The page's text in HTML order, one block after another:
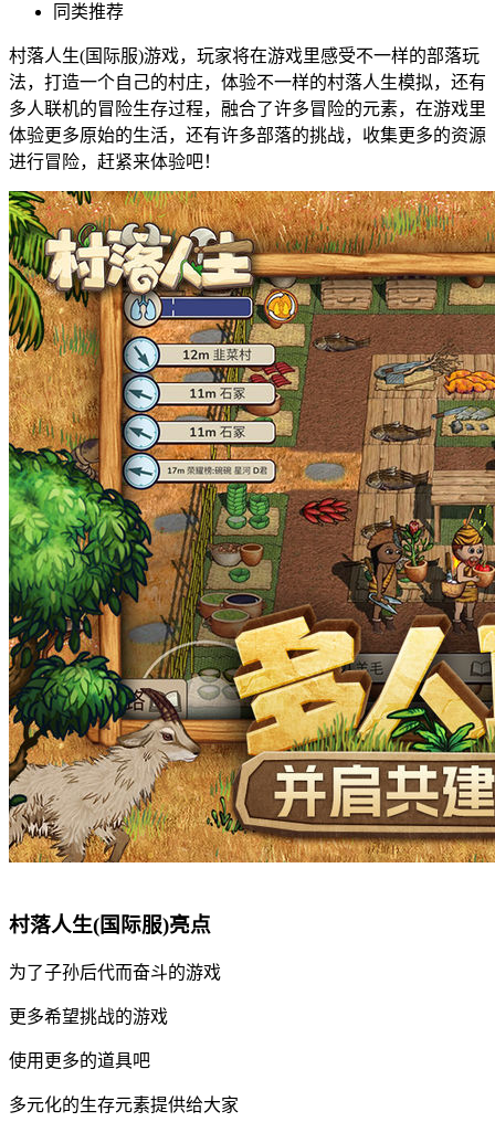
同类推荐
村落人生(国际服)游戏，玩家将在游戏里感受不一样的部落玩
法，打造一个自己的村庄，体验不一样的村落人生模拟，还有
多人联机的冒险生存过程，融合了许多冒险的元素，在游戏里
体验更多原始的生活，还有许多部落的挑战，收集更多的资源
进行冒险，赶紧来体验吧！
村落人生(国际服)亮点
为了子孙后代而奋斗的游戏
更多希望挑战的游戏
使用更多的道具吧
多元化的生存元素提供给大家